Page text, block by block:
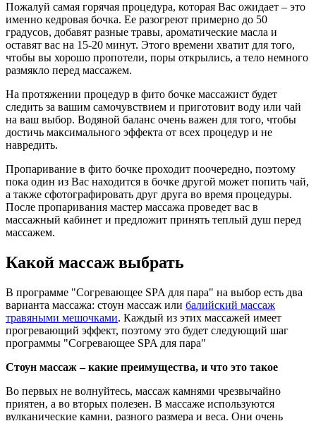
Пожалуй самая горячая процедура, которая Вас ожидает – это
именно кедровая бочка. Ее разогреют примерно до 50
градусов, добавят разные травы, ароматические масла и
оставят вас на 15-20 минут. Этого времени хватит для того,
чтобы вы хорошо пропотели, поры открылись, а тело немного
размякло перед массажем.
На протяжении процедур в фито бочке массажист будет
следить за вашим самочувствием и приготовит воду или чай
на ваш выбор. Водяной баланс очень важен для того, чтобы
достичь максимального эффекта от всех процедур и не
навредить.
Пропаривание в фито бочке проходит поочередно, поэтому
пока один из Вас находится в бочке другой может попить чай,
а также сфотографировать друг друга во время процедуры.
После пропаривания мастер массажа проведет вас в
массажный кабинет и предложит принять теплый душ перед
массажем.
Какой массаж выбрать
В программе "Согревающее SPA для пара" на выбор есть два
варианта массажа: стоун массаж или балийский массаж
травяными мешочками. Каждый из этих массажей имеет
прогревающий эффект, поэтому это будет следующий шаг
программы "Согревающее SPA для пара"
Стоун массаж – какие преимущества, и что это такое
Во первых не волнуйтесь, массаж камнями чрезвычайно
приятен, а во вторых полезен. В массаже используются
вулканические камни, разного размера и веса. Они очень